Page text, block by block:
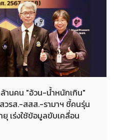
านคน "อ้วน-น้ำหนักเกิน"
วรส.-สสส.-รามาฯ ชี้คนรุ่น
ยุ เร่งใช้ข้อมูลขับเคลื่อน